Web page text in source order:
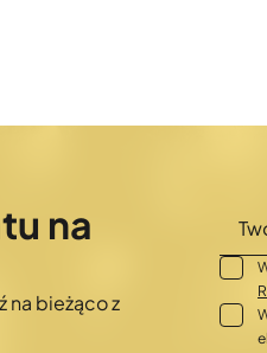
na
na bieżąco z